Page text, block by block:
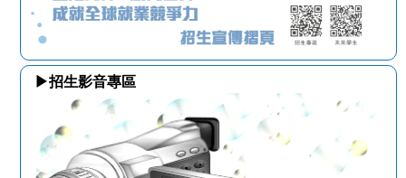
▶招生影音專區